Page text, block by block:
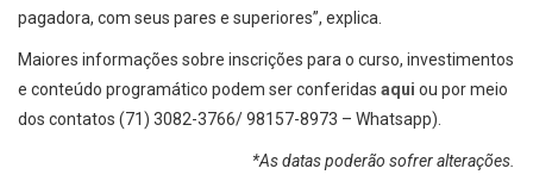
pagadora, com seus pares e superiores”, explica.
Maiores informações sobre inscrições para o curso, investimentos
e conteúdo programático podem ser conferidas aqui ou por meio
dos contatos (71) 3082-3766/ 98157-8973 – Whatsapp).
*As datas poderão sofrer alterações.